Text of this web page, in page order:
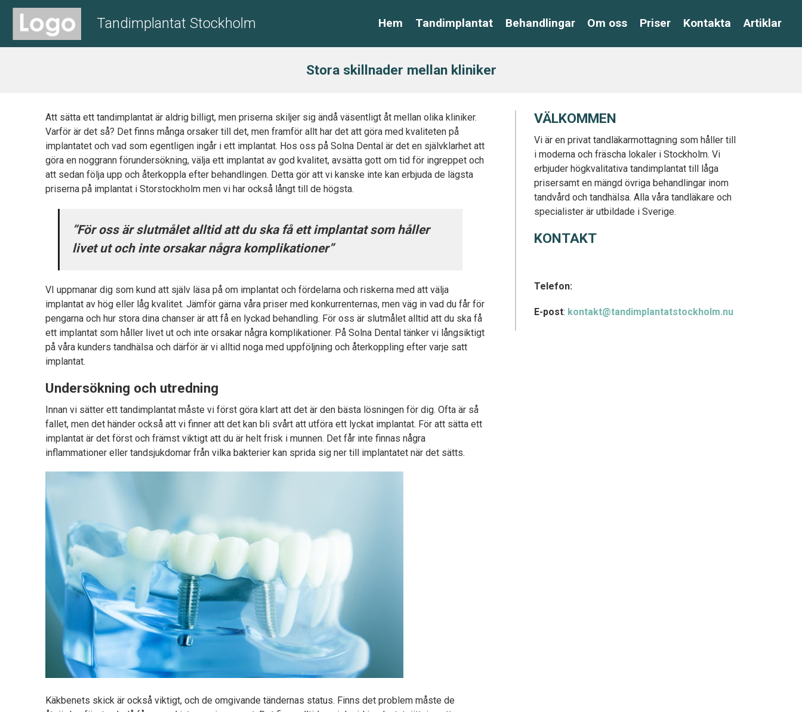
Hem Tandimplantat Behandlingar Om oss Priser Kontakta Artiklar
Tandimplantat Stockholm
Stora skillnader mellan kliniker
Att sätta ett tandimplantat är aldrig billigt, men priserna skiljer sig ändå väsentligt åt mellan olika kliniker.
Varför är det så? Det finns många orsaker till det, men framför allt har det att göra med kvaliteten på
implantatet och vad som egentligen ingår i ett implantat. Hos oss på Solna Dental är det en självklarhet att
göra en noggrann förundersökning, välja ett implantat av god kvalitet, avsätta gott om tid för ingreppet och
att sedan följa upp och återkoppla efter behandlingen. Detta gör att vi kanske inte kan erbjuda de lägsta
priserna på implantat i Storstockholm men vi har också långt till de högsta.
”För oss är slutmålet alltid att du ska få ett implantat som håller
livet ut och inte orsakar några komplikationer”
VI uppmanar dig som kund att själv läsa på om implantat och fördelarna och riskerna med att välja
implantat av hög eller låg kvalitet. Jämför gärna våra priser med konkurrenternas, men väg in vad du får för
pengarna och hur stora dina chanser är att få en lyckad behandling. För oss är slutmålet alltid att du ska få
ett implantat som håller livet ut och inte orsakar några komplikationer. På Solna Dental tänker vi långsiktigt
på våra kunders tandhälsa och därför är vi alltid noga med uppföljning och återkoppling efter varje satt
implantat.
Undersökning och utredning
Innan vi sätter ett tandimplantat måste vi först göra klart att det är den bästa lösningen för dig. Ofta är så
fallet, men det händer också att vi finner att det kan bli svårt att utföra ett lyckat implantat. För att sätta ett
implantat är det först och främst viktigt att du är helt frisk i munnen. Det får inte finnas några
inflammationer eller tandsjukdomar från vilka bakterier kan sprida sig ner till implantatet när det sätts.
Käkbenets skick är också viktigt, och de omgivande tändernas status. Finns det problem måste de
VÄLKOMMEN
Vi är en privat tandläkarmottagning som håller till
i moderna och fräscha lokaler i Stockholm. Vi
erbjuder högkvalitativa tandimplantat till låga
prisersamt en mängd övriga behandlingar inom
tandvård och tandhälsa. Alla våra tandläkare och
specialister är utbildade i Sverige.
KONTAKT
Telefon:
E-post: kontakt@tandimplantatstockholm.nu